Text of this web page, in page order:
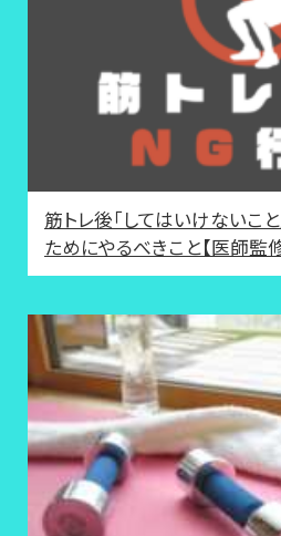
筋トレ後「してはいけないこ
ためにやるべきこと【医師監